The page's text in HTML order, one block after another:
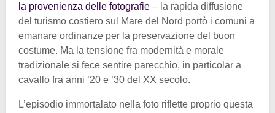
la provenienza delle fotografie – la rapida diffusione
del turismo costiero sul Mare del Nord portò i comuni a
emanare ordinanze per la preservazione del buon
costume. Ma la tensione fra modernità e morale
tradizionale si fece sentire parecchio, in particolar a
cavallo fra anni ’20 e ’30 del XX secolo.
L’episodio immortalato nella foto riflette proprio questa